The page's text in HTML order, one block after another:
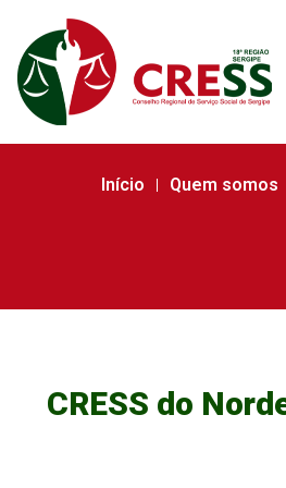
Início Quem somos
CRESS do